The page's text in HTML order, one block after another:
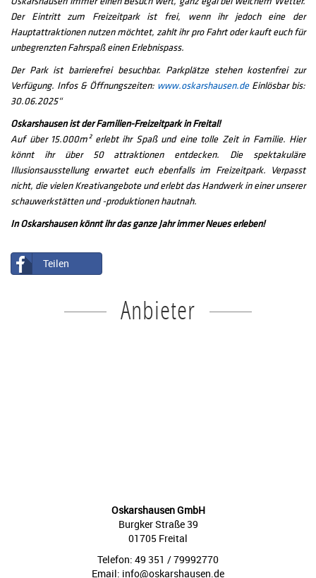
Der Eintritt zum Freizeitpark ist frei, wenn ihr jedoch eine der
Hauptattraktionen nutzen möchtet, zahlt ihr pro Fahrt oder kauft euch für
unbegrenzten Fahrspaß einen Erlebnispass.
Der Park ist barrierefrei besuchbar. Parkplätze stehen kostenfrei zur
Verfügung. Infos & Öffnungszeiten: www.oskarshausen.deEinlösbar bis:
30.06.2025“
Oskarshausen ist der Familien-Freizeitpark in Freital!
Auf über 15.000m² erlebt ihr Spaß und eine tolle Zeit in Familie. Hier
könnt ihr über 50 attraktionen entdecken. Die spektakuläre
Illusionsausstellung erwartet euch ebenfalls im Freizeitpark. Verpasst
nicht, die vielen Kreativangebote und erlebt das Handwerk in einer unserer
schauwerkstätten und -produktionen hautnah.
In Oskarshausen könnt ihr das ganze Jahr immer Neues erleben!
Teilen
Anbieter
Oskarshausen GmbH
Burgker Straße 39
01705 Freital
Telefon: 49 351 / 79992770
Email: info@oskarshausen.de